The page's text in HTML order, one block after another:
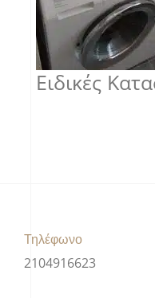
Ειδικές
Τηλέφωνο
2104916623